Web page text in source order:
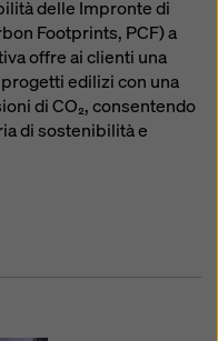
delle Impronte di
Footprints, PCF) a
offre ai clienti una
edilizi con una
di CO₂, consentendo
di sostenibilità e